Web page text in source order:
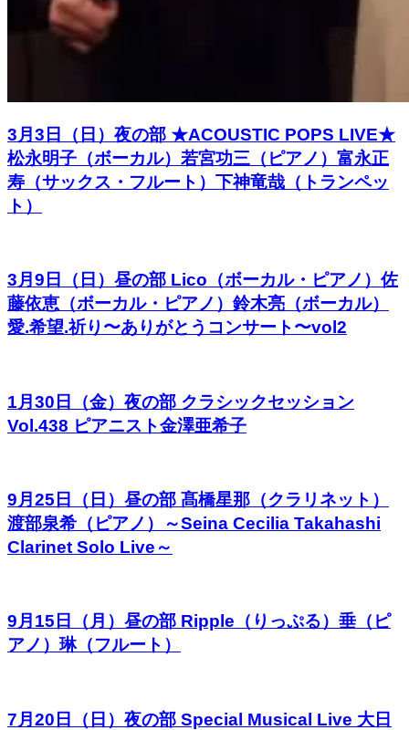
3月3日（日）夜の部 ★ACOUSTIC POPS LIVE★
松永明子（ボーカル）若宮功三（ピアノ）富永正
寿（サックス・フルート）下神竜哉（トランペッ
ト）
3月9日（日）昼の部 Lico（ボーカル・ピアノ）佐
藤依恵（ボーカル・ピアノ）鈴木亮（ボーカル）
愛.希望.祈り〜ありがとうコンサート〜vol2
1月30日（金）夜の部 クラシックセッション
Vol.438 ピアニスト金澤亜希子
9月25日（日）昼の部 髙橋星那（クラリネット）
渡部泉希（ピアノ）～Seina Cecilia Takahashi
Clarinet Solo Live～
9月15日（月）昼の部 Ripple（りっぷる）垂（ピ
アノ）琳（フルート）
7月20日（日）夜の部 Special Musical Live 大日